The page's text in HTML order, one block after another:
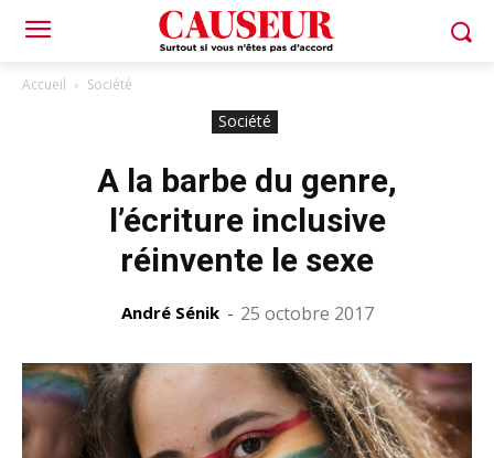
Accueil Société
Société
A la barbe du genre,
l’écriture inclusive
réinvente le sexe
André Sénik - 25 octobre 2017